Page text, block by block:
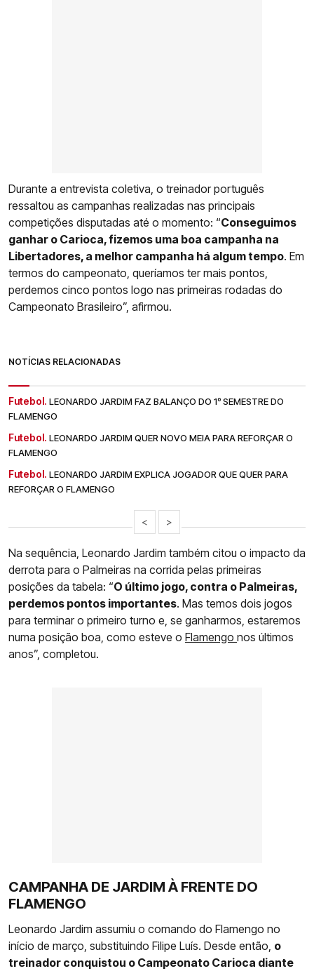
Durante a entrevista coletiva, o treinador português
ressaltou as campanhas realizadas nas principais
competições disputadas até o momento: “Conseguimos
ganhar o Carioca, fizemos uma boa campanha na
Libertadores, a melhor campanha há algum tempo. Em
termos do campeonato, queríamos ter mais pontos,
perdemos cinco pontos logo nas primeiras rodadas do
Campeonato Brasileiro”, afirmou.
NOTÍCIAS RELACIONADAS
Futebol. LEONARDO JARDIM FAZ BALANÇO DO 1º SEMESTRE DO
FLAMENGO
Futebol. LEONARDO JARDIM QUER NOVO MEIA PARA REFORÇAR O
FLAMENGO
Futebol. LEONARDO JARDIM EXPLICA JOGADOR QUE QUER PARA
REFORÇAR O FLAMENGO
< >
Na sequência, Leonardo Jardim também citou o impacto da
derrota para o Palmeiras na corrida pelas primeiras
posições da tabela: “O último jogo, contra o Palmeiras,
perdemos pontos importantes. Mas temos dois jogos
para terminar o primeiro turno e, se ganharmos, estaremos
numa posição boa, como esteve o Flamengo nos últimos
anos”, completou.
CAMPANHA DE JARDIM À FRENTE DO
FLAMENGO
Leonardo Jardim assumiu o comando do Flamengo no
início de março, substituindo Filipe Luís. Desde então, o
treinador conquistou o Campeonato Carioca diante